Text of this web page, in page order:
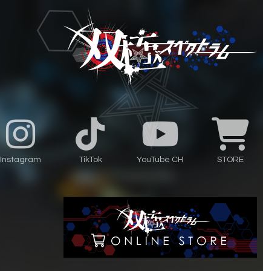
Instagram TikTok YouTube CH STORE